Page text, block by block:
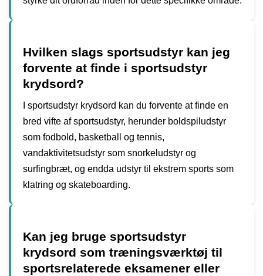
Hvilken slags sportsudstyr kan jeg
forvente at finde i sportsudstyr
krydsord?
I sportsudstyr krydsord kan du forvente at finde en
bred vifte af sportsudstyr, herunder boldspiludstyr
som fodbold, basketball og tennis,
vandaktivitetsudstyr som snorkeludstyr og
surfingbræt, og endda udstyr til ekstrem sports som
klatring og skateboarding.
Kan jeg bruge sportsudstyr
krydsord som træningsværktøj til
sportsrelaterede eksamener eller